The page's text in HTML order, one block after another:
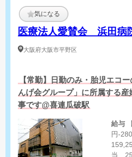
気になる
医療法人愛賛会 浜田病
大阪府大阪市平野区
【常勤】日勤のみ・胎児エコ
んげ会グループ」に所属する
事です@喜連瓜破駅
給与
円-
当